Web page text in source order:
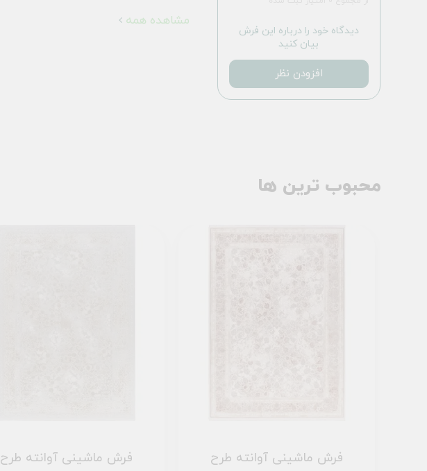
دیدگاه خود را درباره این فرش
بیان کنید
افزودن نظر
مشاهده همه
محبوب ترین ها
فرش ماشینی آوانته طرح
فرش ماشینی آوانته طرح